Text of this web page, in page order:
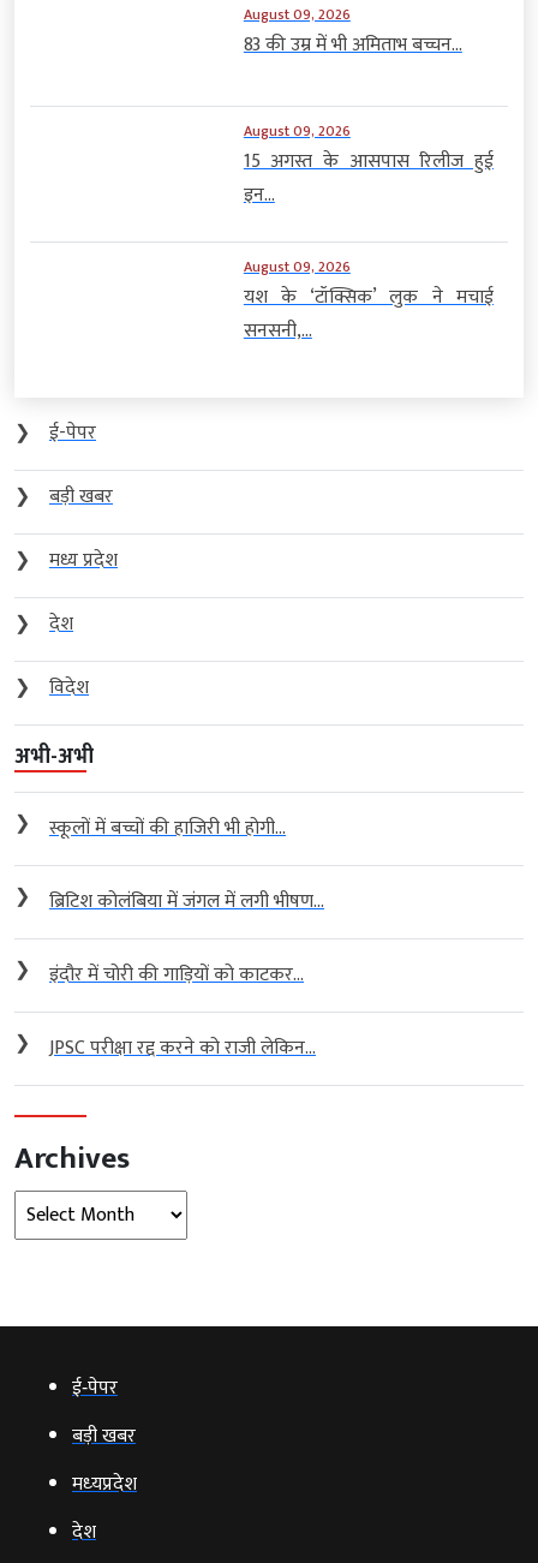
August 09, 2026
83 की उम्र में भी अमिताभ बच्चन...
August 09, 2026
15 अगस्त के आसपास रिलीज हुई
इन...
August 09, 2026
यश के ‘टॉक्सिक’ लुक ने मचाई
सनसनी,...
❯
ई-पेपर
❯
बड़ी खबर
❯
मध्य प्रदेश
❯
देश
❯
विदेश
अभी-अभी
❯ स्कूलों में बच्चों की हाजिरी भी होगी...
❯ ब्रिटिश कोलंबिया में जंगल में लगी भीषण...
❯ इंदौर में चोरी की गाड़ियों को काटकर...
❯ JPSC परीक्षा रद्द करने को राजी लेकिन...
Archives
Archives
ई‑पेपर
बड़ी खबर
मध्‍यप्रदेश
देश